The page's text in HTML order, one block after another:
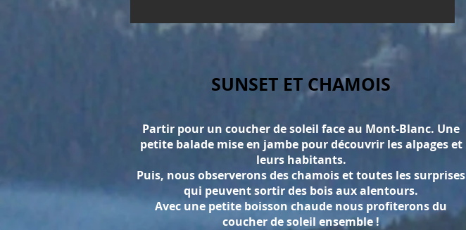
SUNSET ET CHAMOIS
Partir pour un coucher de soleil face au Mont-Blanc. Une
petite balade mise en jambe pour découvrir les alpages et
leurs habitants.
Puis, nous observerons des chamois et toutes les surprises
qui peuvent sortir des bois aux alentours.
Avec une petite boisson chaude nous profiterons du
coucher de soleil ensemble !